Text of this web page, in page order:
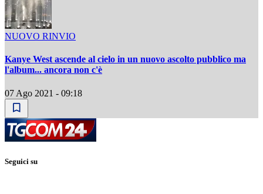
NUOVO RINVIO
Kanye West ascende al cielo in un nuovo ascolto pubblico ma
l'album... ancora non c'è
07 Ago 2021 - 09:18
Seguici su